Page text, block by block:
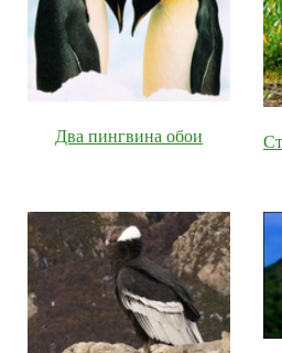
Два пингвина обои